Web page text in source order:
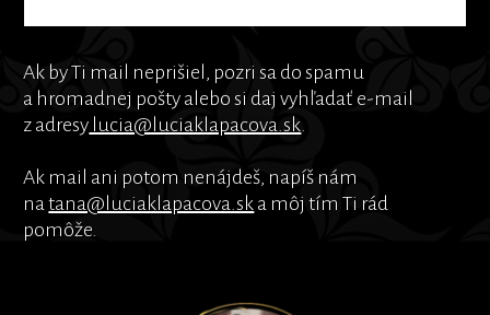
Ak by Ti mail neprišiel, pozri sa do spamu
a hromadnej pošty alebo si daj vyhľadať e-mail
z adresy lucia@luciaklapacova.sk
Ak mail ani potom nenájdeš, napíš nám
natana@luciaklapacova.sk a môj tím Ti rád
pomôže.